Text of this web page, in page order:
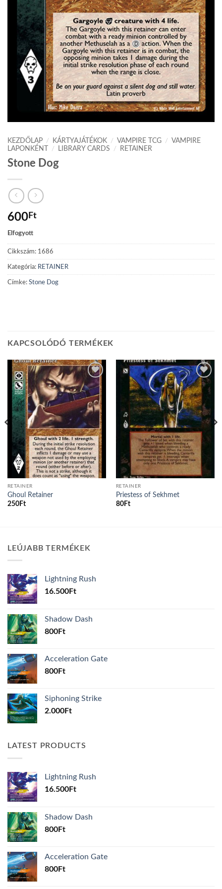
KEZDŐLAP / KÁRTYAJÁTÉKOK / VAMPIRE TCG /
VAMPIRE
LAPONKÉNT
/ LIBRARY CARDS / RETAINER
Stone Dog
600Ft
Elfogyott
Cikkszám: 1686
Kategória: RETAINER
Címke: Stone Dog
KAPCSOLÓDÓ TERMÉKEK
Add to
wishlist
RETAINER
Ghoul Retainer
250Ft
Add to
wishlist
RETAINER
Priestess of Sekhmet
80Ft
LEÚJABB TERMÉKEK
Lightning Rush
16.500Ft
Shadow Dash
800Ft
Acceleration Gate
800Ft
Siphoning Strike
2.000Ft
LATEST PRODUCTS
Lightning Rush
16.500Ft
Shadow Dash
800Ft
Acceleration Gate
800Ft